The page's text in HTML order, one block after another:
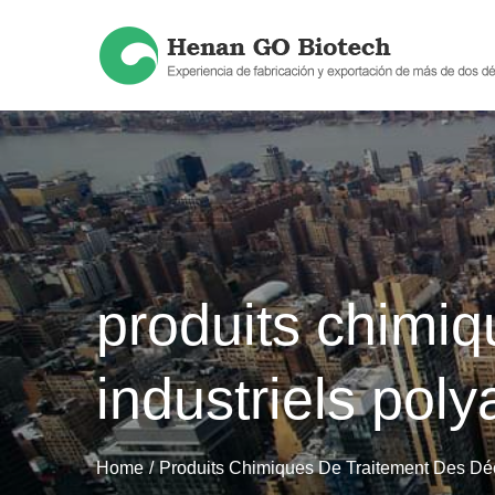
produits
industriels
Home Produits Chimiques De Traitement Des